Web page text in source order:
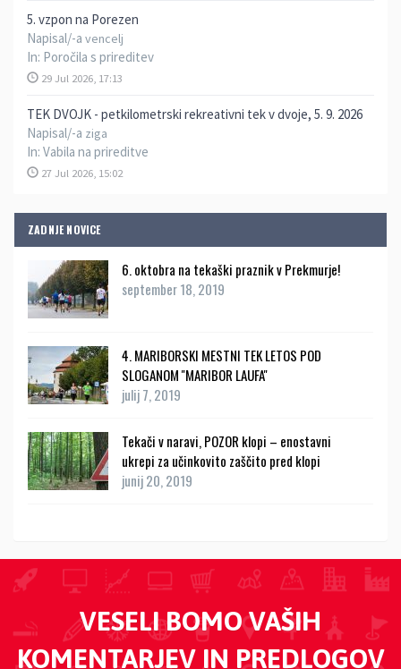
5. vzpon na Porezen
Napisal/-a vencelj
In: Poročila s prireditev
29 Jul 2026, 17:13
TEK DVOJK - petkilometrski rekreativni tek v dvoje, 5. 9. 2026
Napisal/-a ziga
In: Vabila na prireditve
27 Jul 2026, 15:02
ZADNJE NOVICE
6. oktobra na tekaški praznik v Prekmurje!
september 18, 2019
4. MARIBORSKI MESTNI TEK LETOS POD
SLOGANOM ''MARIBOR LAUFA''
julij 7, 2019
Tekači v naravi, POZOR klopi – enostavni
ukrepi za učinkovito zaščito pred klopi
junij 20, 2019
VESELI BOMO VAŠIH
KOMENTARJEV IN PREDLOGOV